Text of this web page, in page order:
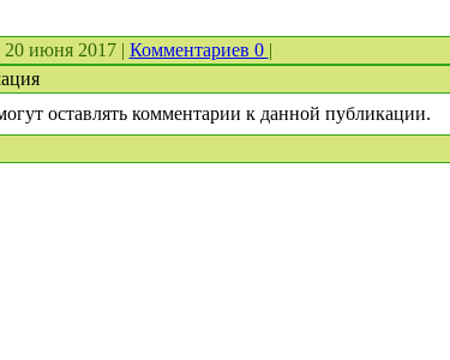
20 июня 2017 | Комментариев 0 |
оставлять комментарии к данной публикации.